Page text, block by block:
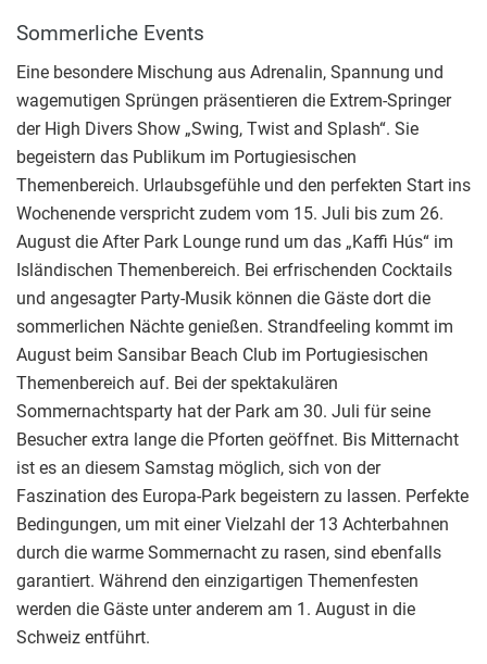
Sommerliche Events
Eine besondere Mischung aus Adrenalin, Spannung und
wagemutigen Sprüngen präsentieren die Extrem-Springer
der High Divers Show „Swing, Twist and Splash“. Sie
begeistern das Publikum im Portugiesischen
Themenbereich. Urlaubsgefühle und den perfekten Start ins
Wochenende verspricht zudem vom 15. Juli bis zum 26.
August die After Park Lounge rund um das „Kaffi Hús“ im
Isländischen Themenbereich. Bei erfrischenden Cocktails
und angesagter Party-Musik können die Gäste dort die
sommerlichen Nächte genießen. Strandfeeling kommt im
August beim Sansibar Beach Club im Portugiesischen
Themenbereich auf. Bei der spektakulären
Sommernachtsparty hat der Park am 30. Juli für seine
Besucher extra lange die Pforten geöffnet. Bis Mitternacht
ist es an diesem Samstag möglich, sich von der
Faszination des Europa-Park begeistern zu lassen. Perfekte
Bedingungen, um mit einer Vielzahl der 13 Achterbahnen
durch die warme Sommernacht zu rasen, sind ebenfalls
garantiert. Während den einzigartigen Themenfesten
werden die Gäste unter anderem am 1. August in die
Schweiz entführt.